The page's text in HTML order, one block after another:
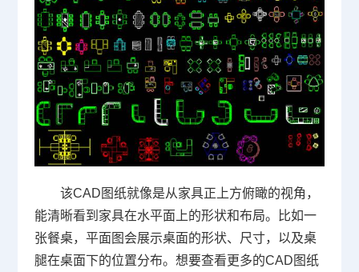
该CAD图纸就像是从家具正上方俯瞰的视角，
能清晰看到家具在水平面上的形状和布局。比如一
张餐桌，平面图会展示桌面的形状、尺寸，以及桌
腿在桌面下的位置分布。想要查看更多的CAD图纸